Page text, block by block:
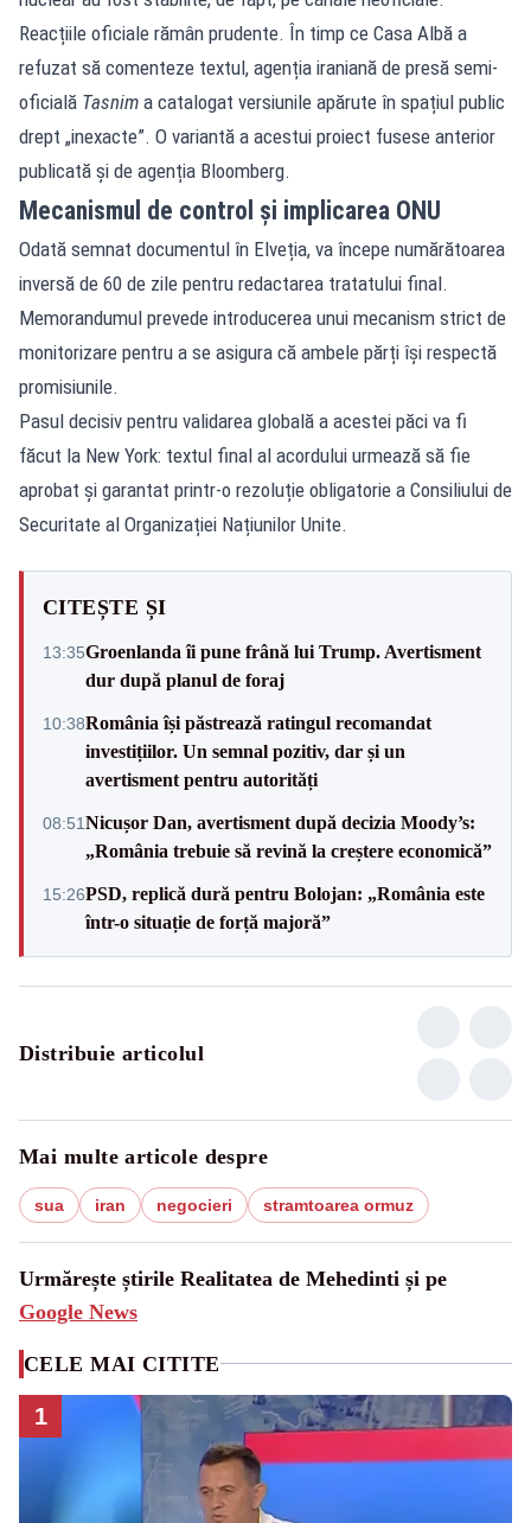
Reacțiile oficiale rămân prudente. În timp ce Casa Albă a
refuzat să comenteze textul, agenția iraniană de presă semi-
oficială Tasnim a catalogat versiunile apărute în spațiul public
drept „inexacte”. O variantă a acestui proiect fusese anterior
publicată și de agenția Bloomberg.
Mecanismul de control și implicarea ONU
Odată semnat documentul în Elveția, va începe numărătoarea
inversă de 60 de zile pentru redactarea tratatului final.
Memorandumul prevede introducerea unui mecanism strict de
monitorizare pentru a se asigura că ambele părți își respectă
promisiunile.
Pasul decisiv pentru validarea globală a acestei păci va fi
făcut la New York: textul final al acordului urmează să fie
aprobat și garantat printr-o rezoluție obligatorie a Consiliului de
Securitate al Organizației Națiunilor Unite.
CITEȘTE ȘI
13:35Groenlanda îi pune frână lui Trump. Avertisment
dur după planul de foraj
10:38România își păstrează ratingul recomandat
investițiilor. Un semnal pozitiv, dar și un
avertisment pentru autorități
08:51Nicușor Dan, avertisment după decizia Moody’s:
„România trebuie să revină la creștere economică”
15:26PSD, replică dură pentru Bolojan: „România este
într-o situație de forță majoră”
Distribuie articolul
Mai multe articole despre
sua iran negocieri stramtoarea ormuz
Urmărește știrile Realitatea de Mehedinti și pe
Google News
CELE MAI CITITE
1